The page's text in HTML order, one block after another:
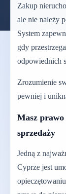
Zakup
ale nie należy
System
gdy
odpowiednich
Zrozumienie
pewniej i
Masz
sprzedaży
Jedną z
Cyprze jest